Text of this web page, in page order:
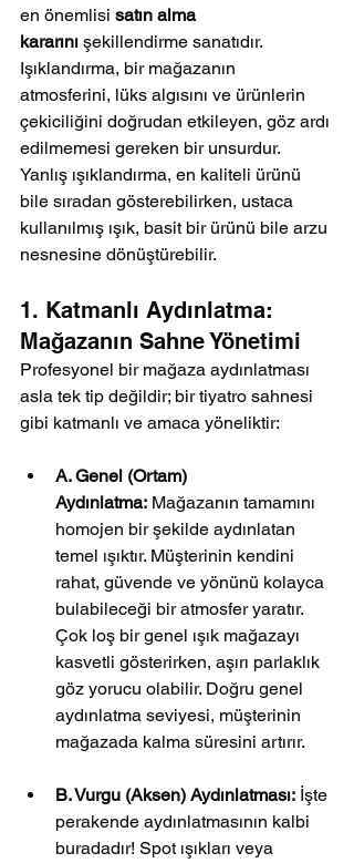
en önemlisi satın alma
kararını şekillendirme sanatıdır.
Işıklandırma, bir mağazanın
atmosferini, lüks algısını ve ürünlerin
çekiciliğini doğrudan etkileyen, göz ardı
edilmemesi gereken bir unsurdur.
Yanlış ışıklandırma, en kaliteli ürünü
bile sıradan gösterebilirken, ustaca
kullanılmış ışık, basit bir ürünü bile arzu
nesnesine dönüştürebilir.
1. Katmanlı Aydınlatma:
Mağazanın Sahne Yönetimi
Profesyonel bir mağaza aydınlatması
asla tek tip değildir; bir tiyatro sahnesi
gibi katmanlı ve amaca yöneliktir:
A. Genel (Ortam)
Aydınlatma: Mağazanın tamamını
homojen bir şekilde aydınlatan
temel ışıktır. Müşterinin kendini
rahat, güvende ve yönünü kolayca
bulabileceği bir atmosfer yaratır.
Çok loş bir genel ışık mağazayı
kasvetli gösterirken, aşırı parlaklık
göz yorucu olabilir. Doğru genel
aydınlatma seviyesi, müşterinin
mağazada kalma süresini artırır.
B. Vurgu (Aksen) Aydınlatması: İşte
perakende aydınlatmasının kalbi
buradadır! Spot ışıkları veya